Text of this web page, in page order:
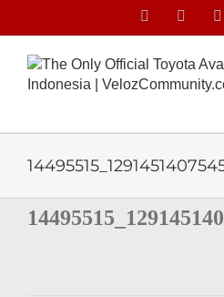
Facebook